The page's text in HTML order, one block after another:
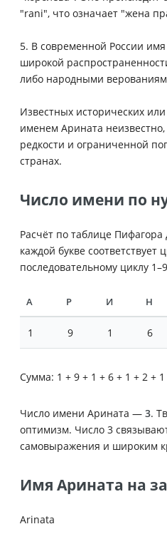
"rani", что означает "жена
5. В современной России
широкой
либо народными
Известных исторических
именем Арината
редкости и ограниченной
странах.
Число имени по
Расчёт по таблице Пифагора
каждой букве соответствует
последовательному циклу
А Р И Н
1 9 1 6
Сумма: 1 + 9 + 1 + 6 + 1 + 2 + 1
Число имени Арината — 3.
оптимизм. Число 3
самовыражения и широким
Имя Арината на
Arinata